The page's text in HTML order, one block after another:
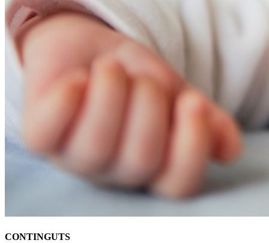
CONTINGUTS